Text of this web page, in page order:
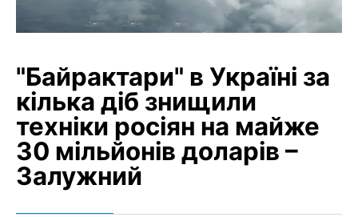
"Байрактари" в Україні за
кілька діб знищили
техніки росіян на майже
30 мільйонів доларів –
Залужний